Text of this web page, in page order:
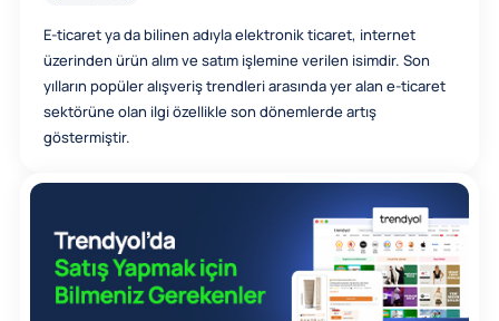
E-ticaret ya da bilinen adıyla elektronik ticaret, internet
üzerinden ürün alım ve satım işlemine verilen isimdir. Son
yılların popüler alışveriş trendleri arasında yer alan e-ticaret
sektörüne olan ilgi özellikle son dönemlerde artış
göstermiştir.